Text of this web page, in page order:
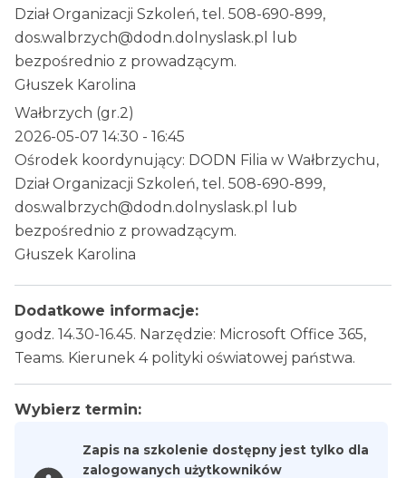
Dział Organizacji Szkoleń, tel. 508-690-899,
dos.walbrzych@dodn.dolnyslask.pl lub
bezpośrednio z prowadzącym.
Głuszek Karolina
Wałbrzych (gr.2)
2026-05-07 14:30 - 16:45
Ośrodek koordynujący: DODN Filia w Wałbrzychu,
Dział Organizacji Szkoleń, tel. 508-690-899,
dos.walbrzych@dodn.dolnyslask.pl lub
bezpośrednio z prowadzącym.
Głuszek Karolina
Dodatkowe informacje:
godz. 14.30-16.45. Narzędzie: Microsoft Office 365,
Teams. Kierunek 4 polityki oświatowej państwa.
Wybierz termin:
Zapis na szkolenie dostępny jest tylko dla
zalogowanych użytkowników